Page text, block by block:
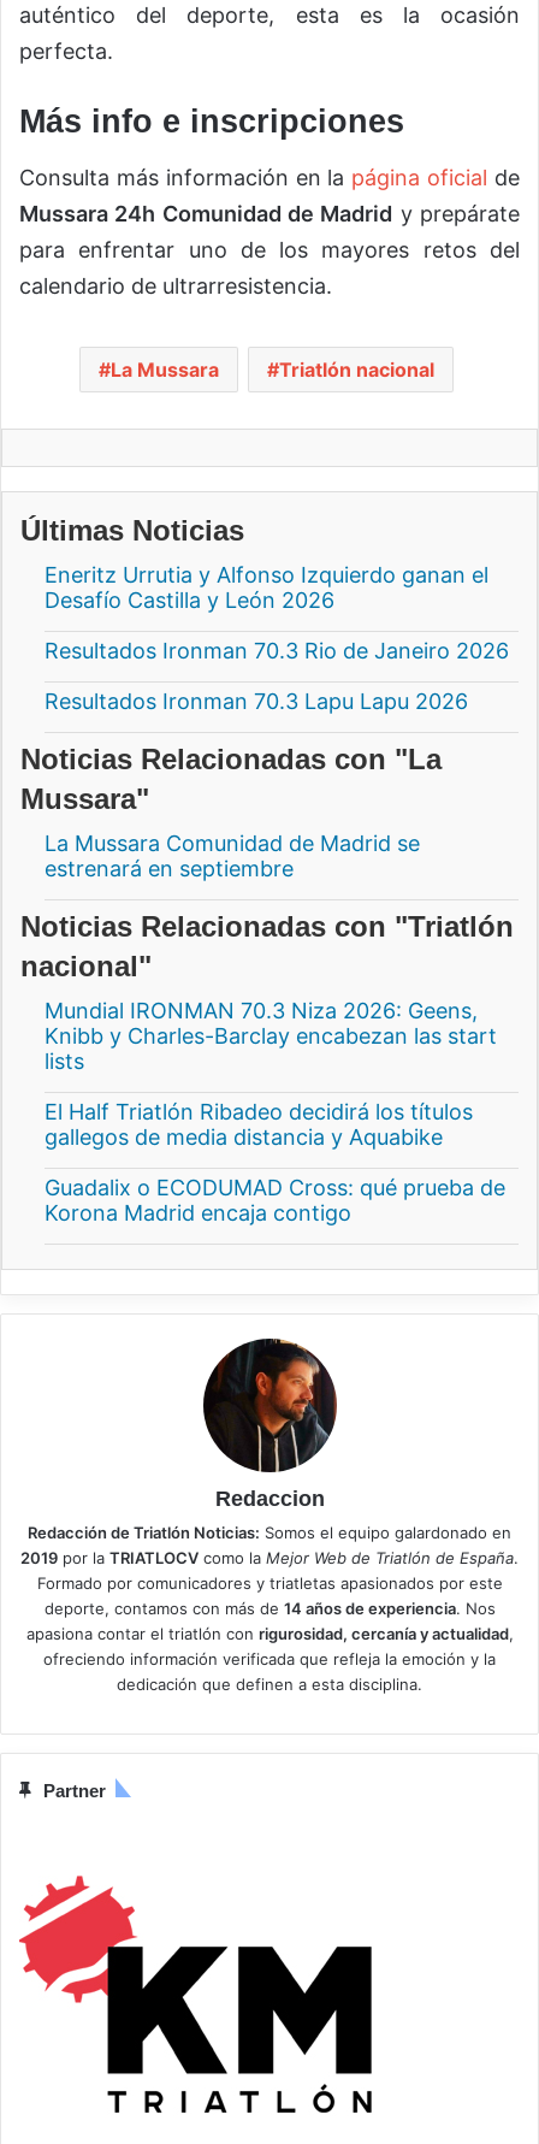
auténtico del deporte, esta es la ocasión
perfecta.
Más info e inscripciones
Consulta más información en la página oficial de
Mussara 24h Comunidad de Madrid y prepárate
para enfrentar uno de los mayores retos del
calendario de ultrarresistencia.
La Mussara Triatlón nacional
Últimas Noticias
Eneritz Urrutia y Alfonso Izquierdo ganan el
Desafío Castilla y León 2026
Resultados Ironman 70.3 Rio de Janeiro 2026
Resultados Ironman 70.3 Lapu Lapu 2026
Noticias Relacionadas con "La
Mussara"
La Mussara Comunidad de Madrid se
estrenará en septiembre
Noticias Relacionadas con "Triatlón
nacional"
Mundial IRONMAN 70.3 Niza 2026: Geens,
Knibb y Charles-Barclay encabezan las start
lists
El Half Triatlón Ribadeo decidirá los títulos
gallegos de media distancia y Aquabike
Guadalix o ECODUMAD Cross: qué prueba de
Korona Madrid encaja contigo
Redaccion
Redacción de Triatlón Noticias: Somos el equipo galardonado en
2019 por la TRIATLOCV como la Mejor Web de Triatlón de España.
Formado por comunicadores y triatletas apasionados por este
deporte, contamos con más de 14 años de experiencia. Nos
apasiona contar el triatlón con rigurosidad, cercanía y actualidad,
ofreciendo información verificada que refleja la emoción y la
dedicación que definen a esta disciplina.
Partner